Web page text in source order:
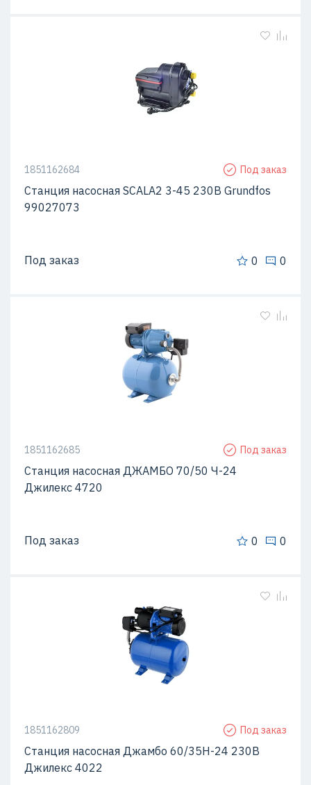
1851162684 Под заказ
Станция насосная SCALA2 3-45 230В Grundfos
99027073
Под заказ 0 0
1851162685 Под заказ
Станция насосная ДЖАМБО 70/50 Ч-24
Джилекс 4720
Под заказ 0 0
1851162809 Под заказ
Станция насосная Джамбо 60/35Н-24 230В
Джилекс 4022